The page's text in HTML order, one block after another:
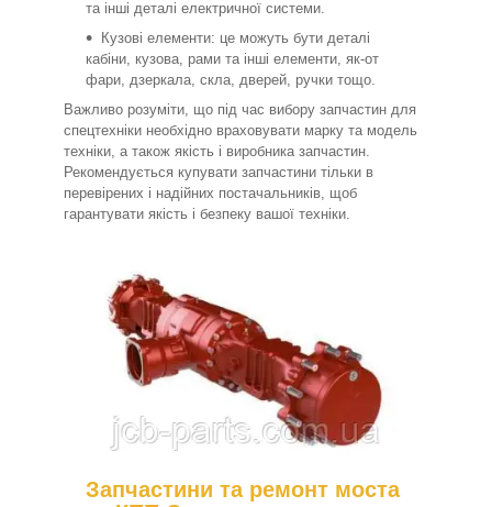
та інші деталі електричної системи.
Кузові елементи: це можуть бути деталі
кабіни, кузова, рами та інші елементи, як-от
фари, дзеркала, скла, дверей, ручки тощо.
Важливо розуміти, що під час вибору запчастин для
спецтехніки необхідно враховувати марку та модель
техніки, а також якість і виробника запчастин.
Рекомендується купувати запчастини тільки в
перевірених і надійних постачальників, щоб
гарантувати якість і безпеку вашої техніки.
Запчастини та ремонт моста